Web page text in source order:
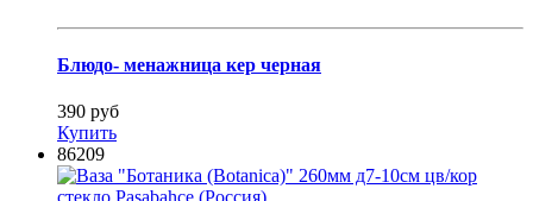
Блюдо- менажница кер черная
390 руб
Купить
86209